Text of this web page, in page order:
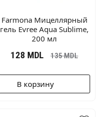
Farmonа Мицеллярный
гель Evree Aqua Sublime,
200 мл
128 MDL 135MDL
В корзину